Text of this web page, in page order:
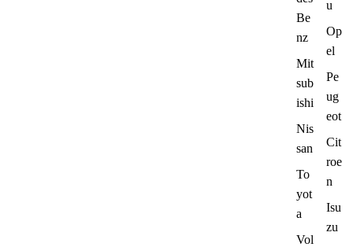
Be
nz
Mit
sub
ishi
Nis
san
To
yot
a
Vol
u
Op
el
Pe
ug
eot
Cit
roe
n
Isu
zu